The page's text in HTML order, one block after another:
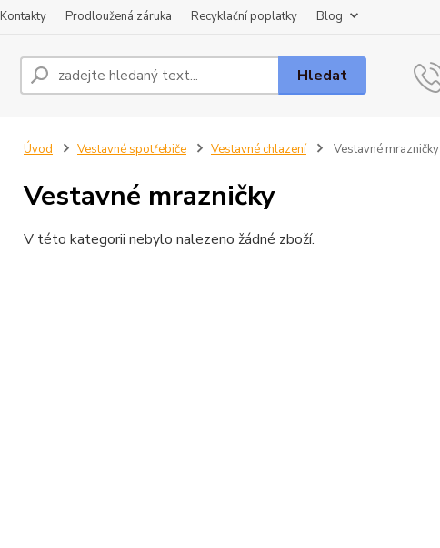
Kontakty Prodloužená záruka Recyklační poplatky Blog
Hledat
Úvod Vestavné spotřebiče Vestavné chlazení Vestavné mrazničky
Vestavné mrazničky
V této kategorii nebylo nalezeno žádné zboží.